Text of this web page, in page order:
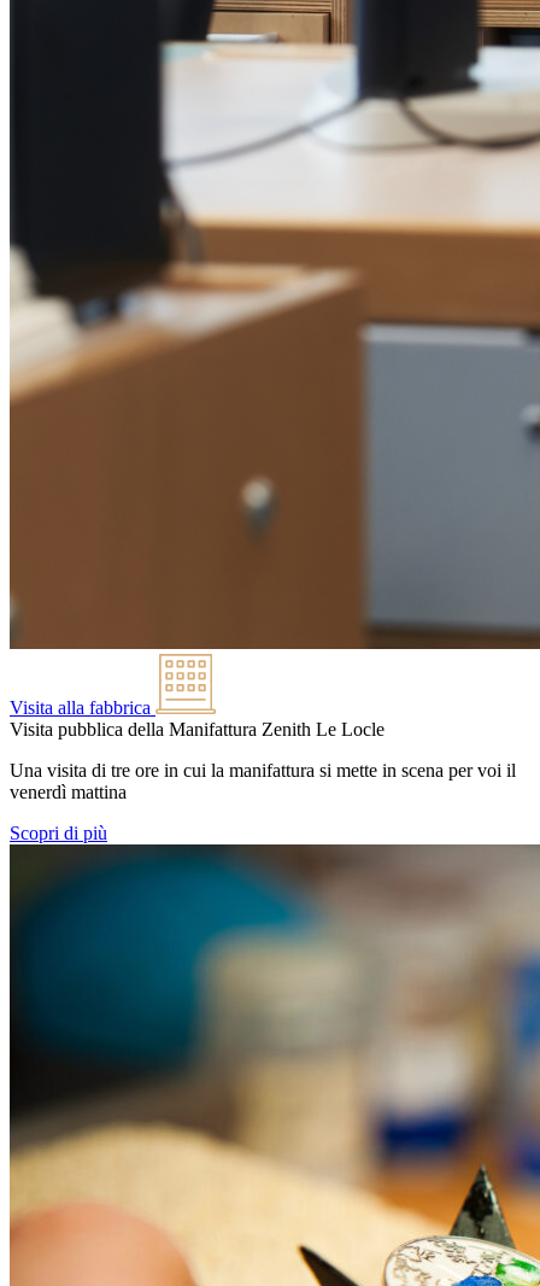
Visita alla fabbrica
Visita pubblica della Manifattura Zenith Le Locle
Una visita di tre ore in cui la manifattura si mette in scena per voi il
venerdì mattina
Scopri di più